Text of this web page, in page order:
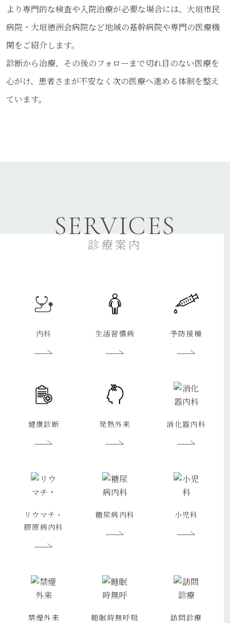
より専門的な検査や入院治療が必要な場合には、大垣市民
病院・大垣徳洲会病院など地域の基幹病院や専門の医療機
関をご紹介します。
診断から治療、その後のフォローまで切れ目のない医療を
心がけ、患者さまが不安なく次の医療へ進める体制を整え
ています。
SERVICES
診療案内
内科 生活習慣病 予防接種
健康診断 発熱外来 消化器内科
リウマチ・
膠原病内科
糖尿病内科 小児科
禁煙外来
睡眠時無呼吸
訪問診療